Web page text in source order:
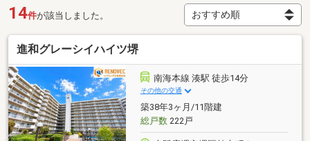
14件が該当しました。
進和グレーシイハイツ堺
南海本線 湊駅 徒歩14分
その他の交通
築38年3ヶ月/11階建
総戸数222戸